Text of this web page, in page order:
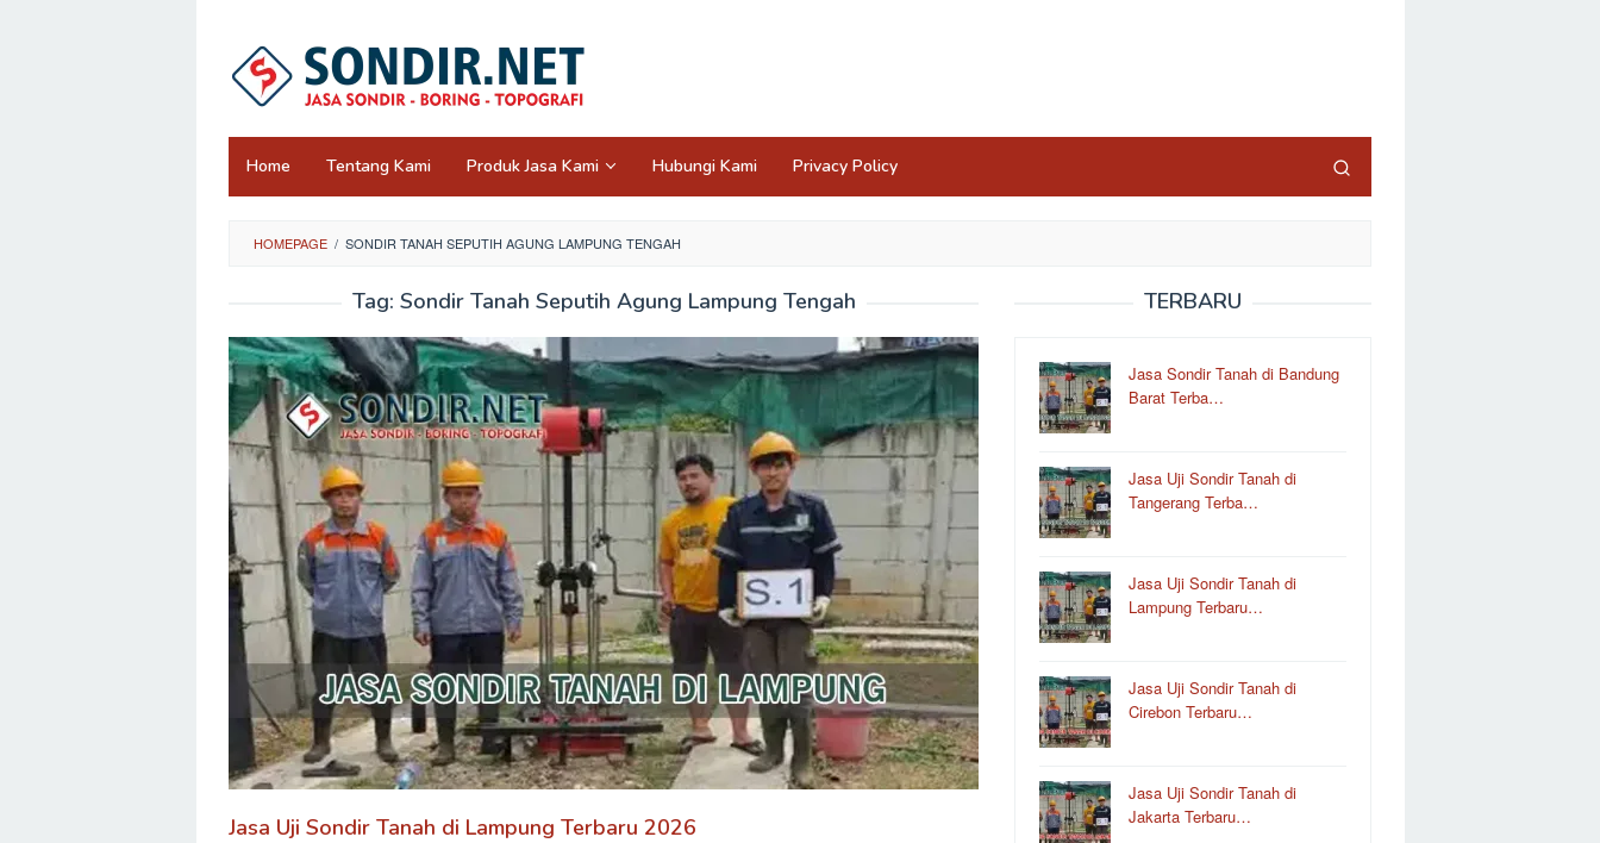
content
Home Tentang Kami Produk Jasa Kami Hubungi Kami Privacy Policy
HOMEPAGE / SONDIR TANAH SEPUTIH AGUNG LAMPUNG TENGAH
Tag: Sondir Tanah Seputih Agung Lampung Tengah
Jasa Uji Sondir Tanah di Lampung Terbaru 2026
TERBARU
Jasa Sondir Tanah di Bandung
Barat Terba…
Jasa Uji Sondir Tanah di
Tangerang Terba…
Jasa Uji Sondir Tanah di
Lampung Terbaru…
Jasa Uji Sondir Tanah di
Cirebon Terbaru…
Jasa Uji Sondir Tanah di
Jakarta Terbaru…